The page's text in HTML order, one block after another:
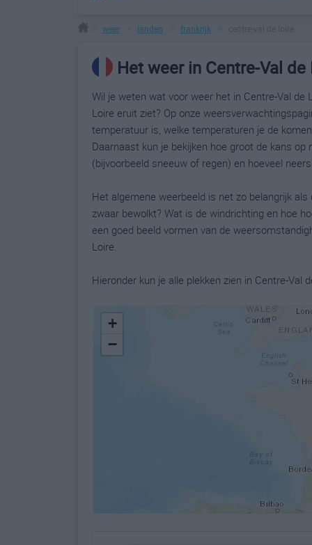
weer landen frankrijk
Het weer in Centre-Val de
Wil je weten wat voor weer het in Centre-Val
Loire eruit ziet? Op onze
temperatuur is, welke temperaturen je de
Daarnaast kun je bekijken hoe groot de kans
(bijvoorbeeld sneeuw of regen) en hoeveel
Het algemene weerbeeld is net zo belangrijk
zwaar bewolkt? Wat is de windrichting en hoe
een goed beeld vormen van de
Loire.
Hieronder kun je alle plekken zien in Centre-Val
+
−